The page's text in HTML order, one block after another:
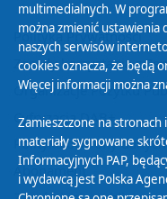
Polityka Prywatności
Zasady korzystania z
Organizacje Pożytku
Cyfryzacja DAB+
Polityka ochrony
Abonament
multimedialnych. W
można zmienić ustawienia
naszych serwisów
cookies oznacza, że będą
Więcej informacji można
Zamieszczone na
materiały sygnowane
Informacyjnych PAP,
i wydawcą jest Polska